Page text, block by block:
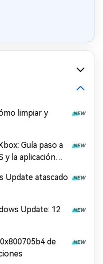
limpiar y
Guía paso a
y la aplicación
Update atascado
Update: 12
de